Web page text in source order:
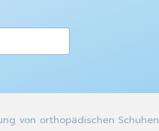
von orthopädischen Schuhen